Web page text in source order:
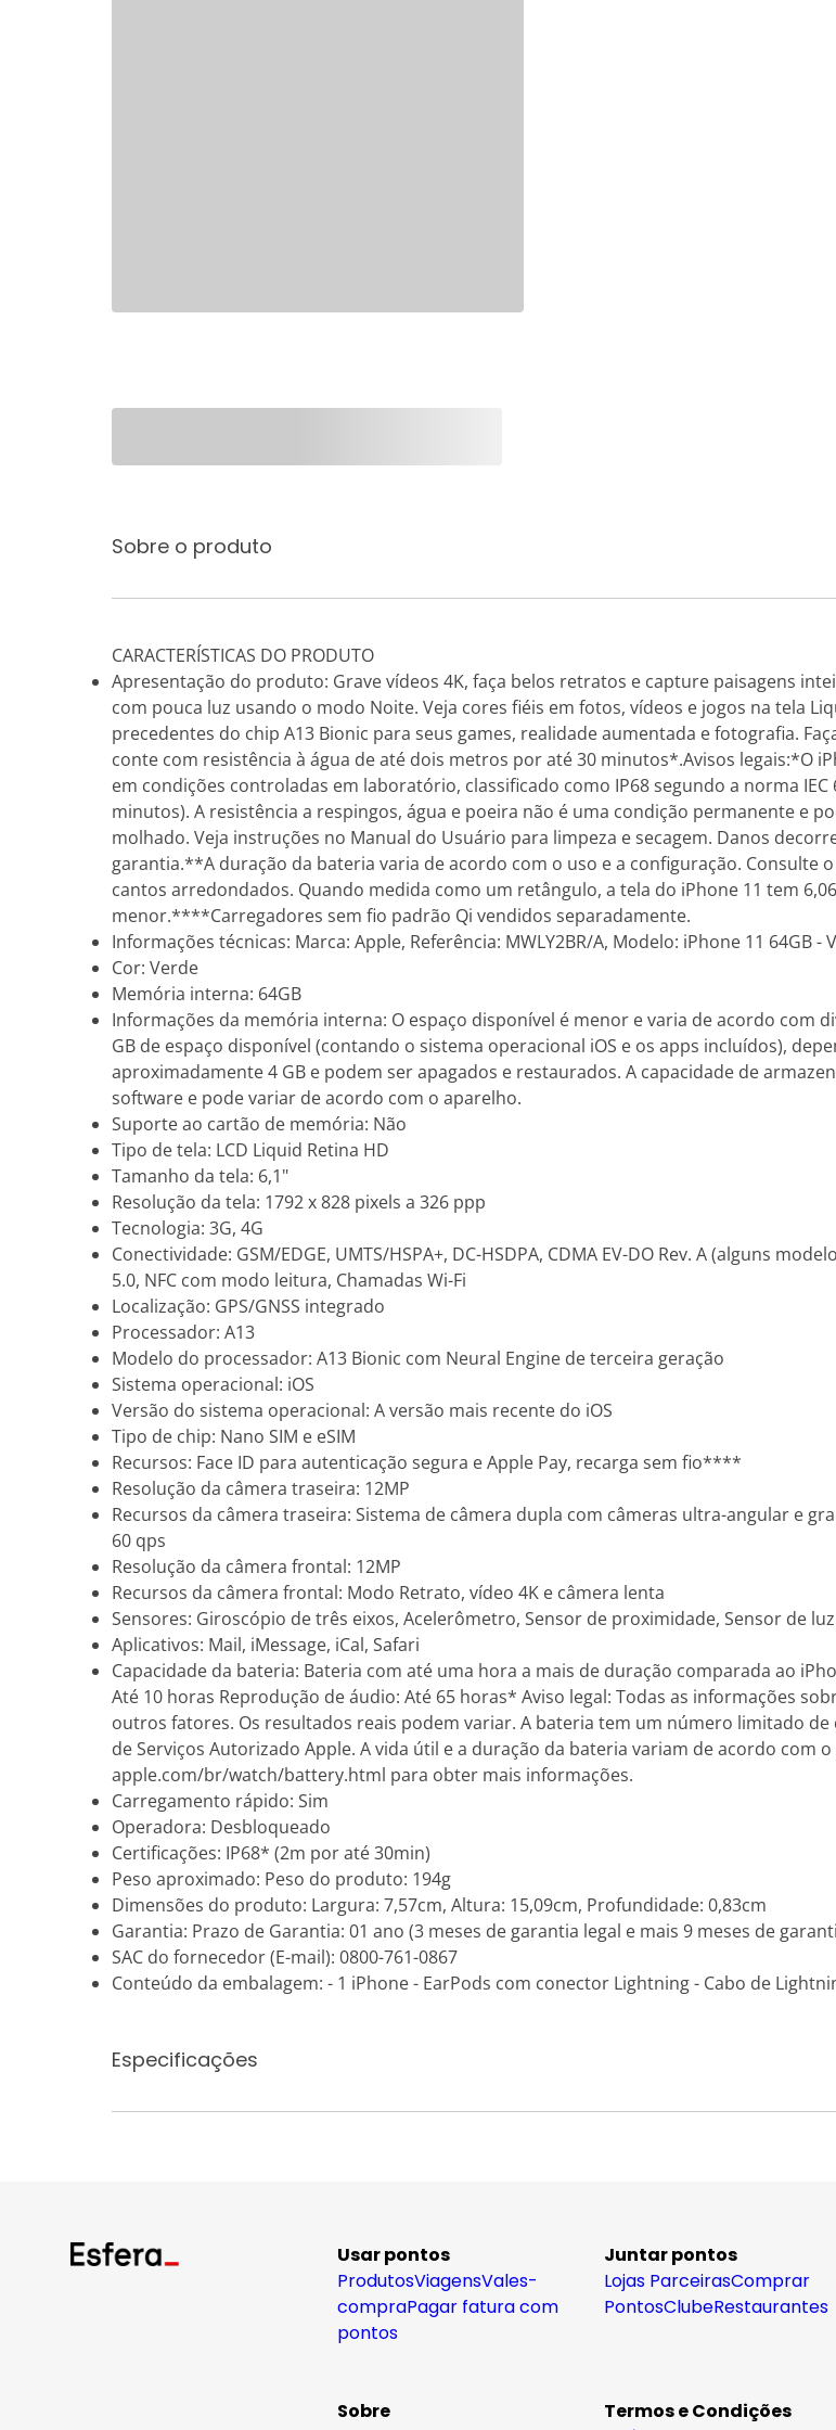
Sobre o produto
CARACTERÍSTICAS DO PRODUTO
Apresentação do produto: Grave vídeos 4K, faça belos retratos e capture paisagens
com pouca luz usando o modo Noite. Veja cores fiéis em fotos, vídeos e jogos na tela
precedentes do chip A13 Bionic para seus games, realidade aumentada e fotografia.
conte com resistência à água de até dois metros por até 30 minutos*.Avisos legais:*O
em condições controladas em laboratório, classificado como IP68 segundo a norma
minutos). A resistência a respingos, água e poeira não é uma condição permanente e
molhado. Veja instruções no Manual do Usuário para limpeza e secagem. Danos
garantia.**A duração da bateria varia de acordo com o uso e a configuração.
cantos arredondados. Quando medida como um retângulo, a tela do iPhone 11 tem
menor.****Carregadores sem fio padrão Qi vendidos separadamente.
Informações técnicas: Marca: Apple, Referência: MWLY2BR/A, Modelo: iPhone 11 64GB -
Cor: Verde
Memória interna: 64GB
Informações da memória interna: O espaço disponível é menor e varia de acordo com
GB de espaço disponível (contando o sistema operacional iOS e os apps incluídos),
aproximadamente 4 GB e podem ser apagados e restaurados. A capacidade de
software e pode variar de acordo com o aparelho.
Suporte ao cartão de memória: Não
Tipo de tela: LCD Liquid Retina HD
Tamanho da tela: 6,1"
Resolução da tela: 1792 x 828 pixels a 326 ppp
Tecnologia: 3G, 4G
Conectividade: GSM/EDGE, UMTS/HSPA+, DC-HSDPA, CDMA EV-DO Rev. A (alguns
5.0, NFC com modo leitura, Chamadas Wi-Fi
Localização: GPS/GNSS integrado
Processador: A13
Modelo do processador: A13 Bionic com Neural Engine de terceira geração
Sistema operacional: iOS
Versão do sistema operacional: A versão mais recente do iOS
Tipo de chip: Nano SIM e eSIM
Recursos: Face ID para autenticação segura e Apple Pay, recarga sem fio****
Resolução da câmera traseira: 12MP
Recursos da câmera traseira: Sistema de câmera dupla com câmeras ultra-angular e
60 qps
Resolução da câmera frontal: 12MP
Recursos da câmera frontal: Modo Retrato, vídeo 4K e câmera lenta
Sensores: Giroscópio de três eixos, Acelerômetro, Sensor de proximidade, Sensor de
Aplicativos: Mail, iMessage, iCal, Safari
Capacidade da bateria: Bateria com até uma hora a mais de duração comparada ao
Até 10 horas Reprodução de áudio: Até 65 horas* Aviso legal: Todas as informações
outros fatores. Os resultados reais podem variar. A bateria tem um número limitado
de Serviços Autorizado Apple. A vida útil e a duração da bateria variam de acordo com
apple.com/br/watch/battery.html para obter mais informações.
Carregamento rápido: Sim
Operadora: Desbloqueado
Certificações: IP68* (2m por até 30min)
Peso aproximado: Peso do produto: 194g
Dimensões do produto: Largura: 7,57cm, Altura: 15,09cm, Profundidade: 0,83cm
Garantia: Prazo de Garantia: 01 ano (3 meses de garantia legal e mais 9 meses de
SAC do fornecedor (E-mail): 0800-761-0867
Conteúdo da embalagem: - 1 iPhone - EarPods com conector Lightning - Cabo de
Especificações
Usar pontos
ProdutosViagensVales-
compraPagar fatura com
pontos
Juntar pontos
Lojas ParceirasComprar
PontosClubeRestaurantes
Sobre
Termos e Condições